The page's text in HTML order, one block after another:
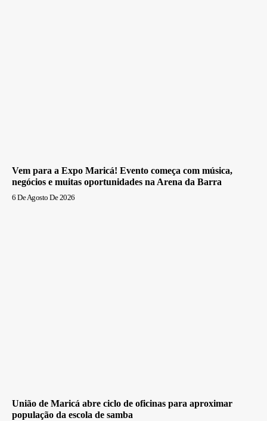
Vem para a Expo Maricá! Evento começa com música,
negócios e muitas oportunidades na Arena da Barra
6 De Agosto De 2026
União de Maricá abre ciclo de oficinas para aproximar
população da escola de samba